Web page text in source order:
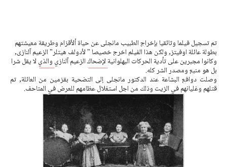
تم تسجيل فيلما وثائقيا بإخراج الطبيب مانجلى
بطولة عائلة اوفيتز, ولكن هذا الفيلم اخرج خصيصا " لأدولف هيتلر
وكانوا مجبرين على تأدية الحركات البهلوانية لإضحاك الزعيم آلنازي والذي
بل هو منبع ومصدر الشر كله.
وصلت دوافع البشاعة عند الدكتور مانجلى إلي
قتلهم وغليانهم في الزيت وذلك من اجل استغلال عظامهم للعرض في المتاحف.